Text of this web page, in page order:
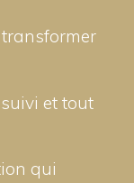
et tout
qui